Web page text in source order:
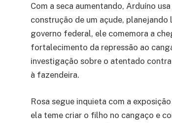
Com a seca aumentando, Arduíno
construção de um açude, planejando
governo federal, ele comemora a
fortalecimento da repressão ao
investigação sobre o atentado
à fazendeira.
Rosa segue inquieta com a
ela teme criar o filho no cangaço e